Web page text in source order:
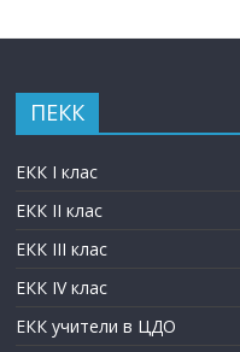
ПЕКК
ЕКК I клас
ЕКК II клас
ЕКК III клас
ЕКК IV клас
ЕКК учители в ЦДО